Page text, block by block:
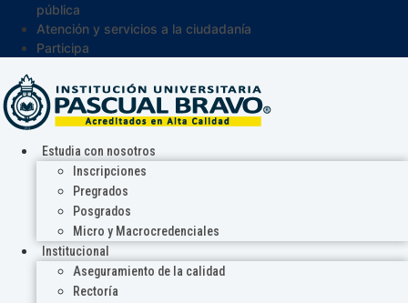
pública
Atención y servicios a la ciudadanía
Participa
Estudia con nosotros
Inscripciones
Pregrados
Posgrados
Micro y Macrocredenciales
Institucional
Aseguramiento de la calidad
Rectoría